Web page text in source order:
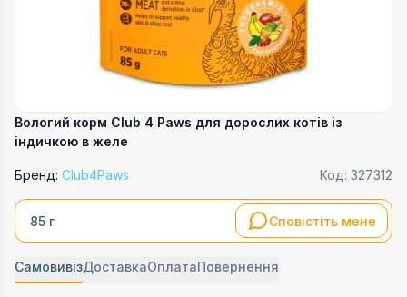
Вологий корм Club 4 Paws для дорослих котів із
індичкою в желе
Бренд: Club4Paws Код: 327312
85 г Сповістіть мене
СамовивізДоставкаОплатаПовернення